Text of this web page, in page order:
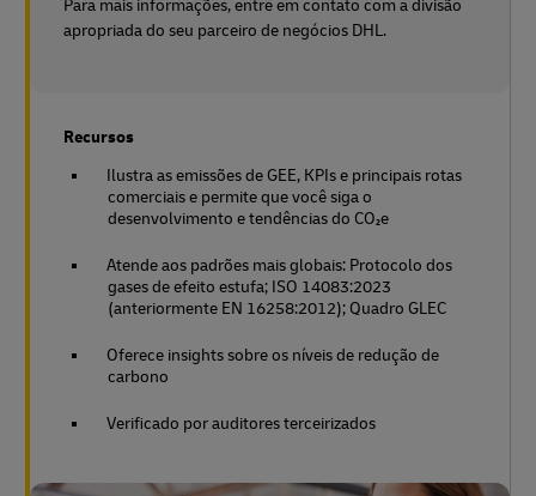
Para mais informações, entre em contato com a divisão
apropriada do seu parceiro de negócios DHL.
Recursos
Ilustra as emissões de GEE, KPIs e principais rotas
comerciais e permite que você siga o
desenvolvimento e tendências do CO₂e
Atende aos padrões mais globais: Protocolo dos
gases de efeito estufa; ISO 14083:2023
(anteriormente EN 16258:2012); Quadro GLEC
Oferece insights sobre os níveis de redução de
carbono
Verificado por auditores terceirizados